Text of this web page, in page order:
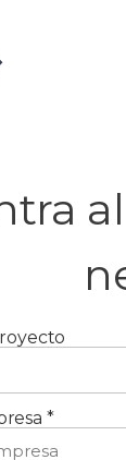
*